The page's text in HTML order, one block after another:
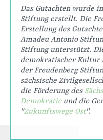
Das Gutachten wurde
Stiftung erstellt. Die
Erstellung des
Amadeu Antonio
Stiftung unterstützt.
demokratischer Kultur
der Freudenberg
sächsische
die Förderung des
Demokratie und die
"Zukunftswege Ost".